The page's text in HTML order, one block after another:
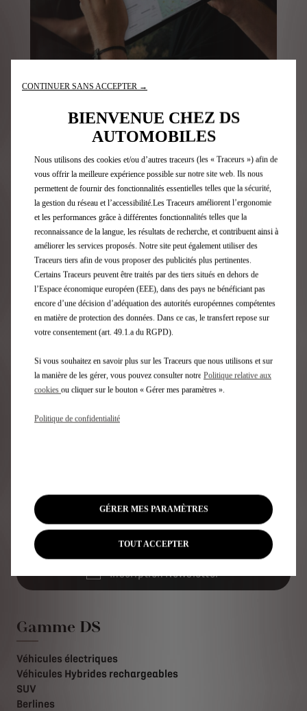
Vos rendez-vous en ligne
Sélectionnez l'atelier le plus proche et bénéficiez de
l'expertise DS pour assurer la maintenance de votre
véhicule, dans le respect des règles sanitaires.
Prenez un Rendez-Vous
Découvrez
Inscription Newsletter
Gamme DS
Véhicules électriques
Véhicules Hybrides rechargeables
SUV
Berlines
CONTINUER SANS ACCEPTER →
BIENVENUE CHEZ DS
AUTOMOBILES
Nous utilisons des cookies et/ou d’autres traceurs (les « Traceurs ») afin de
vous offrir la meilleure expérience possible sur notre site web. Ils nous
permettent de fournir des fonctionnalités essentielles telles que la sécurité,
la gestion du réseau et l’accessibilité.Les Traceurs améliorent l’ergonomie
et les performances grâce à différentes fonctionnalités telles que la
reconnaissance de la langue, les résultats de recherche, et contribuent ainsi à
améliorer les services proposés. Notre site peut également utiliser des
Traceurs tiers afin de vous proposer des publicités plus pertinentes.
Certains Traceurs peuvent être traités par des tiers situés en dehors de
l’Espace économique européen (EEE), dans des pays ne bénéficiant pas
encore d’une décision d’adéquation des autorités européennes compétentes
en matière de protection des données. Dans ce cas, le transfert repose sur
votre consentement (art. 49.1.a du RGPD).
Si vous souhaitez en savoir plus sur les Traceurs que nous utilisons et sur
la manière de les gérer, vous pouvez consulter notre Politique relative aux
cookies ou cliquer sur le bouton « Gérer mes paramètres ».
Politique de confidentialité
GÉRER MES PARAMÈTRES
TOUT ACCEPTER